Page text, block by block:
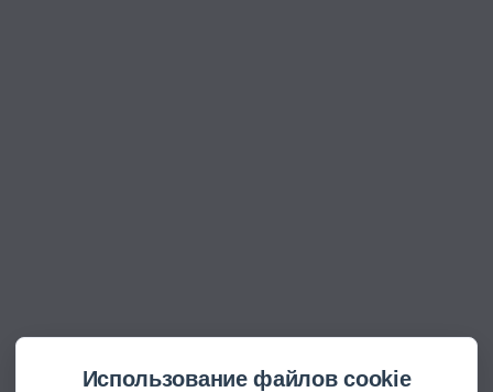
Использование файлов cookie